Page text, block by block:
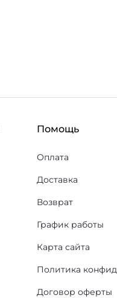
Помощь
Оплата
Доставка
Возврат
График работы
Карта сайта
Политика
Договор оферты